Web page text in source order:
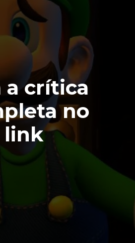
a crítica
no
link